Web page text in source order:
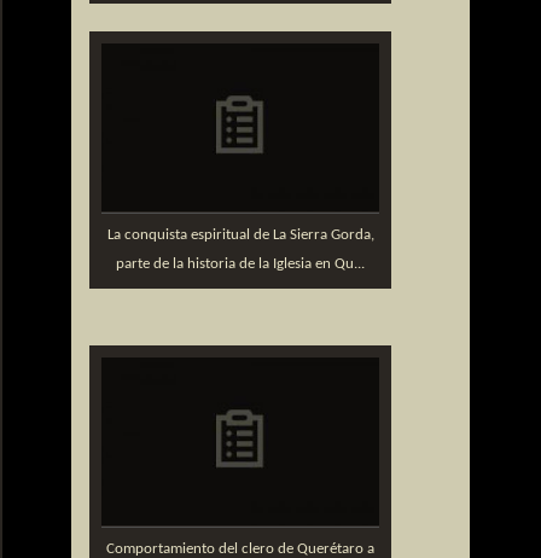
La conquista espiritual de La Sierra Gorda,
parte de la historia de la Iglesia en Qu...
Comportamiento del clero de Querétaro a